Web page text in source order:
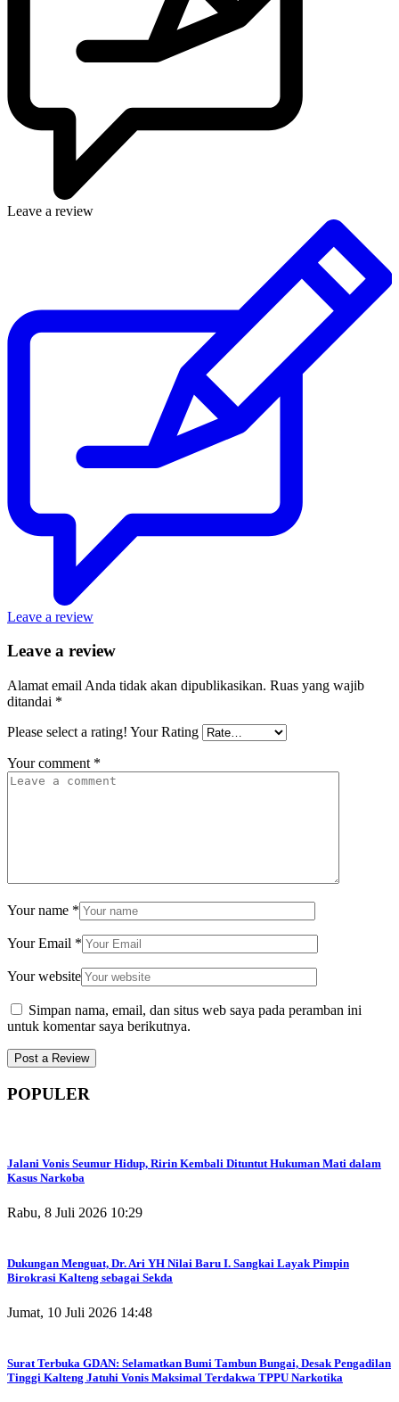
Leave a review
Leave a review
Leave a review
Alamat email Anda tidak akan dipublikasikan. Ruas yang wajib
ditandai *
Please select a rating! Your Rating
Your comment *
Your name *
Your Email *
Your website
Simpan nama, email, dan situs web saya pada peramban ini
untuk komentar saya berikutnya.
POPULER
Jalani Vonis Seumur Hidup, Ririn Kembali Dituntut Hukuman Mati dalam
Kasus Narkoba
Rabu, 8 Juli 2026 10:29
Dukungan Menguat, Dr. Ari YH Nilai Baru I. Sangkai Layak Pimpin
Birokrasi Kalteng sebagai Sekda
Jumat, 10 Juli 2026 14:48
Surat Terbuka GDAN: Selamatkan Bumi Tambun Bungai, Desak Pengadilan
Tinggi Kalteng Jatuhi Vonis Maksimal Terdakwa TPPU Narkotika